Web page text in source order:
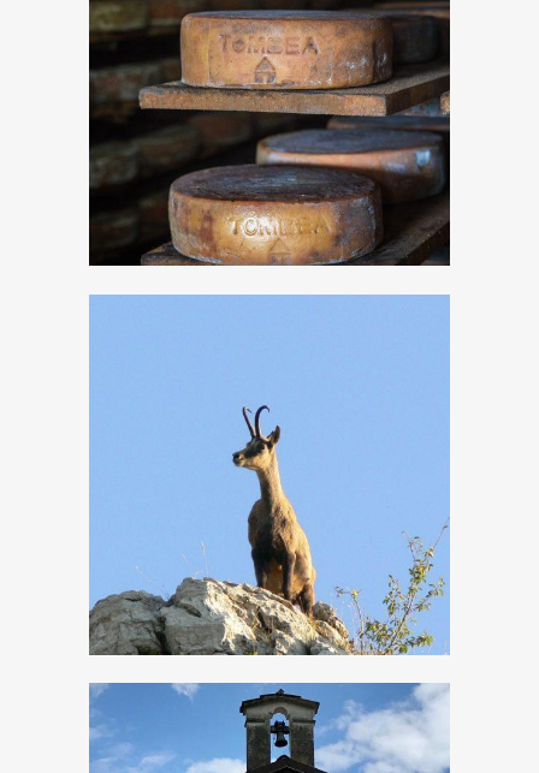
Sua maestà il
formaggio
Tombea
Sulle tracce degli
animali